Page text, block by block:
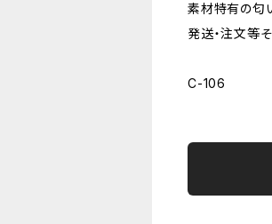
素材特有の匂
発送・注文等
C-106